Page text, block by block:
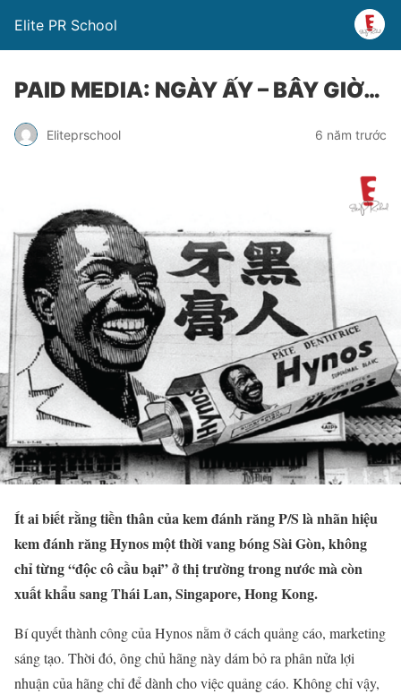
Elite PR School
PAID MEDIA: NGÀY ẤY – BÂY GIỜ…
Eliteprschool 6 năm trước
Ít ai biết rằng tiền thân của kem đánh răng P/S là nhãn hiệu
kem đánh răng Hynos một thời vang bóng Sài Gòn, không
chỉ từng “độc cô cầu bại” ở thị trường trong nước mà còn
xuất khẩu sang Thái Lan, Singapore, Hong Kong.
Bí quyết thành công của Hynos nằm ở cách quảng cáo, marketing
sáng tạo. Thời đó, ông chủ hãng này dám bỏ ra phân nửa lợi
nhuận của hãng chỉ để dành cho việc quảng cáo. Không chỉ vậy,